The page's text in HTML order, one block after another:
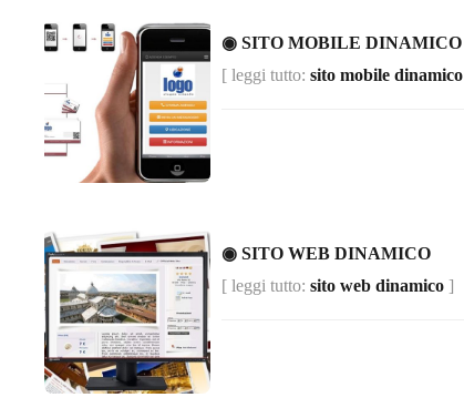
◉ SITO MOBILE DINAMICO
[ leggi tutto: sito mobile dinamico
◉ SITO WEB DINAMICO
[ leggi tutto: sito web dinamico ]